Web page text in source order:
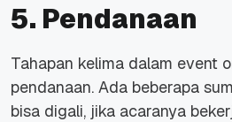
5. Pendanaan
Tahapan kelima dalam event
pendanaan. Ada beberapa
bisa digali, jika acaranya